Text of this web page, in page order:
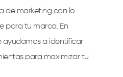
de marketing con lo
para tu marca. En
ayudamos a identificar
para maximizar tu